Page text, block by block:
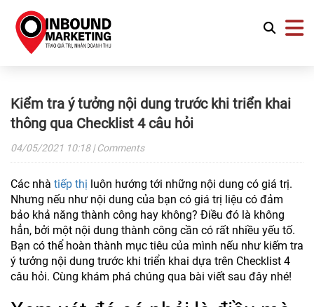
Kiểm tra ý tưởng nội dung trước khi triển khai
thông qua Checklist 4 câu hỏi
04/05/2021 10:18| Comments
Các nhà tiếp thị luôn hướng tới những nội dung có giá trị.
Nhưng nếu như nội dung của bạn có giá trị liệu có đảm
bảo khả năng thành công hay không? Điều đó là không
hẳn, bởi một nội dung thành công cần có rất nhiều yếu tố.
Bạn có thể hoàn thành mục tiêu của mình nếu như kiếm tra
ý tưởng nội dung trước khi triển khai dựa trên Checklist 4
câu hỏi. Cùng khám phá chúng qua bài viết sau đây nhé!